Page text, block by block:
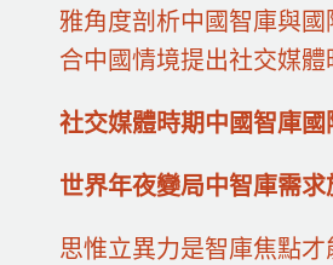
雅角度剖析中國智庫與
合中國情境提出社交媒
社交媒體時期中國智庫
世界年夜變局中智庫需
思惟立異力是智庫焦點